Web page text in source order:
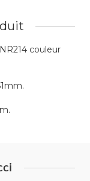
couleur